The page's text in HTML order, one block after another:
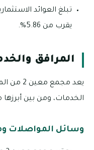
يقرب من 5.86%.
المرافق
يعد
الخدمات، ومن بين أبرزها
وسائل المواصلات